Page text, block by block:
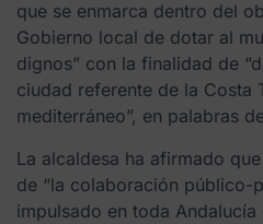
que se enmarca dentro del
Gobierno local de dotar al
dignos” con la finalidad de
ciudad referente de la Costa
mediterráneo”, en palabras
La alcaldesa ha afirmado
de “la colaboración público-
impulsado en toda